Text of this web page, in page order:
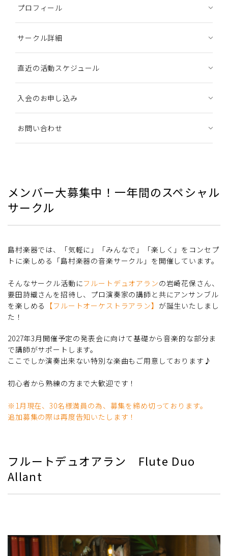
プロフィール
サークル詳細
直近の活動スケジュール
入会のお申し込み
お問い合わせ
メンバー大募集中！一年間のスペシャル
サークル
島村楽器では、「気軽に」「みんなで」「楽しく」をコンセプ
トに楽しめる「島村楽器の音楽サークル」を開催しています。
そんなサークル活動にフルートデュオアランの岩崎花保さん、​
要田詩織さんを招待し、プロ演奏家の講師と共にアンサンブル
を楽しめる 【フルートオーケストラアラン】 が誕生いたしまし
た！
2027年3月開催予定の発表会に向けて基礎から音楽的な部分ま
で講師がサポートします。
ここでしか演奏出来ない特別な楽曲もご用意しております♪
初心者から熟練の方まで大歓迎です！
※1月現在、30名様満員の為、募集を締め切っております。
追加募集の際は再度告知いたします！
フルートデュオアラン Flute Duo
Allant